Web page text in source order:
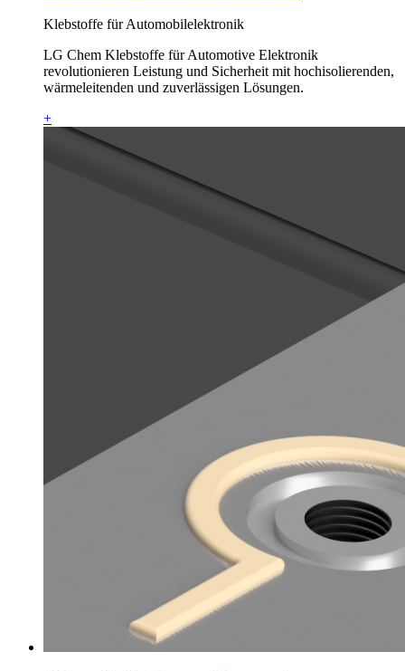
Klebstoffe für Automobilelektronik
LG Chem Klebstoffe für Automotive Elektronik
revolutionieren Leistung und Sicherheit mit hochisolierenden,
wärmeleitenden und zuverlässigen Lösungen.
+